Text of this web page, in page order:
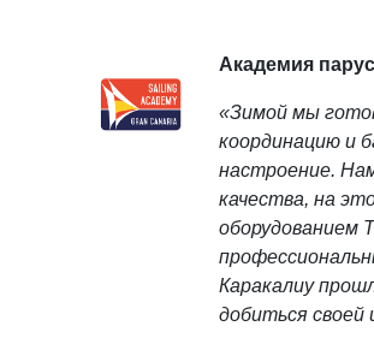
Академия
«Зимой мы
координацию и
настроение.
качества, на
оборудованием
Каракалиу
добиться своей